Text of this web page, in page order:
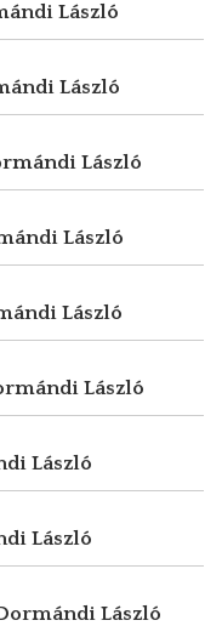
László
László
László
László
László
László
László
László
László